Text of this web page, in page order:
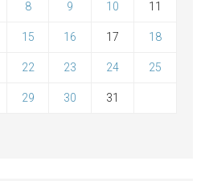
8 9 10 11
15 16 17 18
22 23 24 25
29 30 31